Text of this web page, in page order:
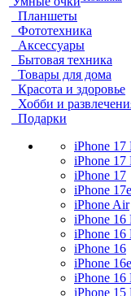
Планшеты
Фототехника
Аксессуары
Бытовая техника
Товары для дома
Красота и здоровье
Хобби и
Подарки
iPhone 17
iPhone 17
iPhone 17
iPhone 17e
iPhone Air
iPhone 16
iPhone 16
iPhone 16
iPhone 16e
iPhone 16
iPhone 15